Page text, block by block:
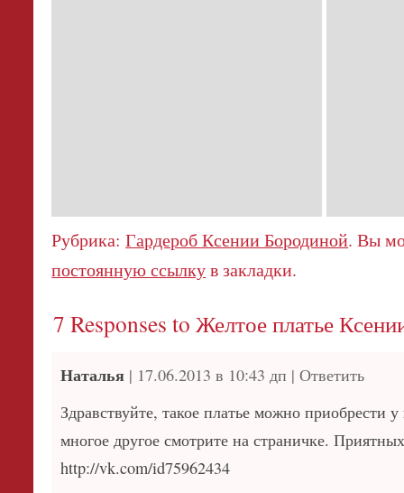
Рубрика:Гардероб Ксении Бородиной. Вы
постоянную ссылкув закладки.
7 Responses toЖелтое платье
Наталья | 17.06.2013 в 10:43 дп |Ответить
Здравствуйте, такое платье можно приобрести
многое другое смотрите на страничке.
http://vk.com/id75962434